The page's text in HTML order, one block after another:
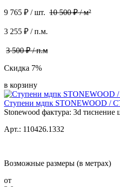
9 765 ₽ / шт. 10 500 ₽ / м²
3 255 ₽ / п.м.
3 500 ₽ / п.м
Скидка 7%
в корзину
Ступени мдпк STONEWOOD /
Stonewood фактура: 3d тиснение
Арт.: 110426.1332
Возможные размеры (в метрах)
от